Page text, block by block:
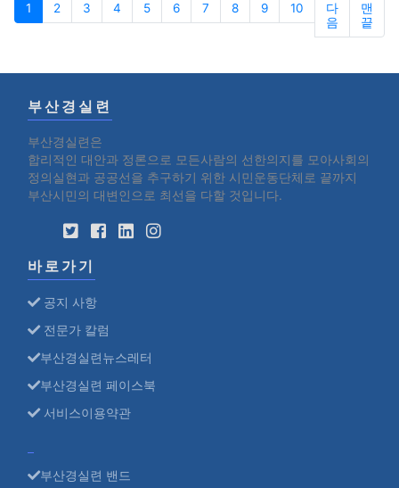
1 2 3 4 5 6 7 8 9 10
다
음
맨
끝
부산경실련
부산경실련은
합리적인 대안과 정론으로 모든사람의 선한의지를 모아사회의
정의실현과 공공선을 추구하기 위한 시민운동단체로 끝까지
부산시민의 대변인으로 최선을 다할 것입니다.
바로가기
공지 사항
전문가 칼럼
부산경실련뉴스레터
부산경실련 페이스북
서비스이용약관
부산경실련 밴드